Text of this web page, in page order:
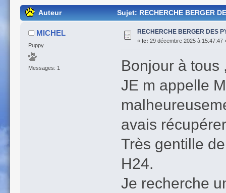
Auteur Sujet: RECHERCHE BERGER
MICHEL
Puppy
Messages: 1
RECHERCHE BERGER DES
« le: 29 décembre 2025 à 15:47:47
Bonjour à tous
JE m appelle
avais
Très gentille
H24.
Je recherche